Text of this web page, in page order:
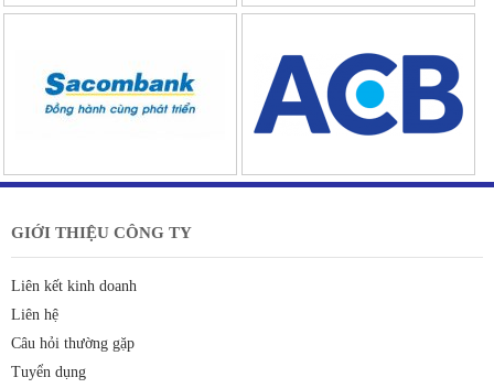
GIỚI THIỆU CÔNG TY
Liên kết kinh doanh
Liên hệ
Câu hỏi thường gặp
Tuyển dụng